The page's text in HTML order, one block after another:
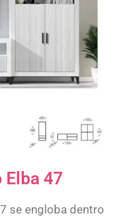
Elba 47
se engloba dentro